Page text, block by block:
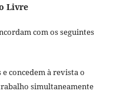
Livre
com os seguintes
concedem à revista o
simultaneamente